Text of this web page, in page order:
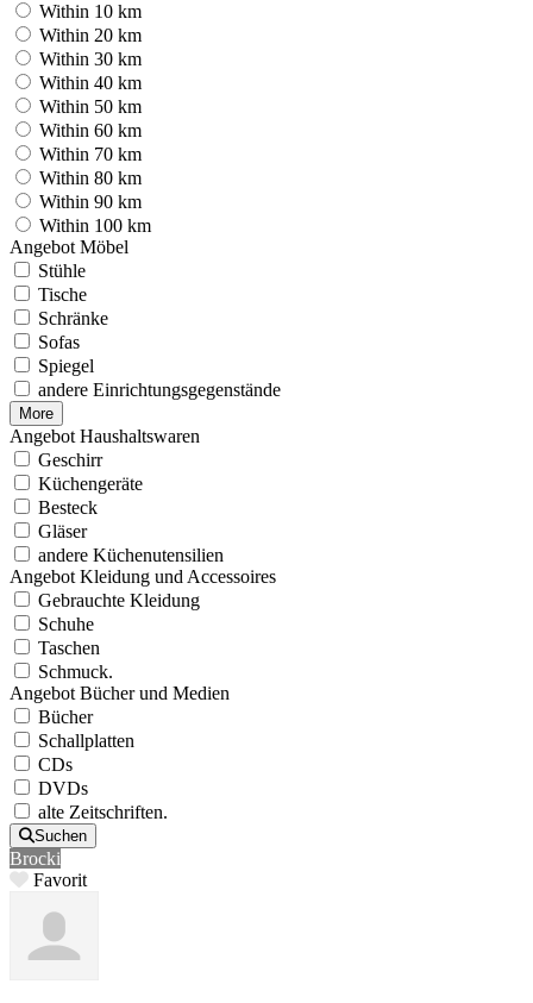
Within 10 km
Within 20 km
Within 30 km
Within 40 km
Within 50 km
Within 60 km
Within 70 km
Within 80 km
Within 90 km
Within 100 km
Angebot Möbel
Stühle
Tische
Schränke
Sofas
Spiegel
andere Einrichtungsgegenstände
More
Angebot Haushaltswaren
Geschirr
Küchengeräte
Besteck
Gläser
andere Küchenutensilien
Angebot Kleidung und Accessoires
Gebrauchte Kleidung
Schuhe
Taschen
Schmuck.
Angebot Bücher und Medien
Bücher
Schallplatten
CDs
DVDs
alte Zeitschriften.
Suchen
Brocki
Favorit